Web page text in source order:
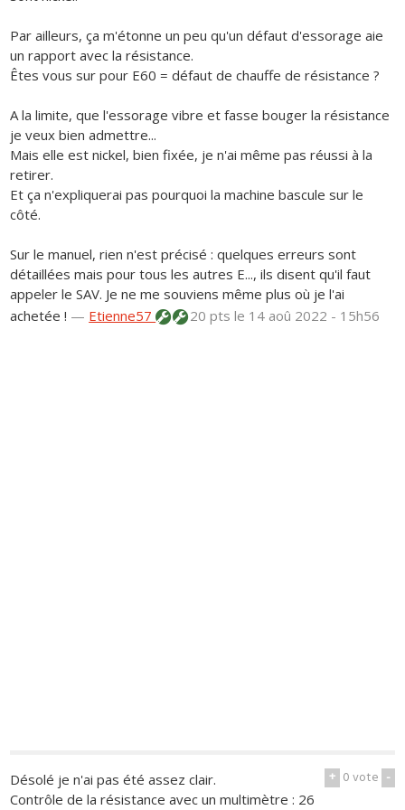
Par ailleurs, ça m'étonne un peu qu'un défaut d'essorage aie
un rapport avec la résistance.
Êtes vous sur pour E60 = défaut de chauffe de résistance ?
A la limite, que l'essorage vibre et fasse bouger la résistance
je veux bien admettre...
Mais elle est nickel, bien fixée, je n'ai même pas réussi à la
retirer.
Et ça n'expliquerai pas pourquoi la machine bascule sur le
côté.
Sur le manuel, rien n'est précisé : quelques erreurs sont
détaillées mais pour tous les autres E..., ils disent qu'il faut
appeler le SAV. Je ne me souviens même plus où je l'ai
achetée ! — Etienne57 20 ptsle 14 aoû 2022 - 15h56
+ 0vote -
Désolé je n'ai pas été assez clair.
Contrôle de la résistance avec un multimètre : 26